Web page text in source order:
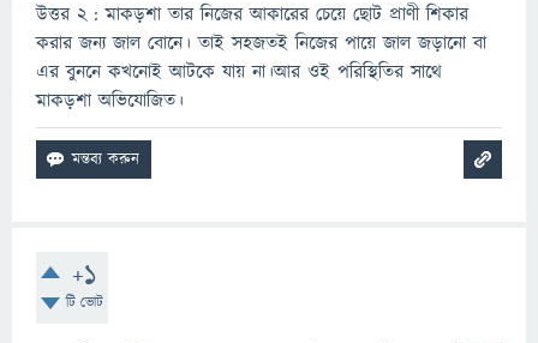
উত্তর ২ : মাকড়শা তার নিজের আকারের চেয়ে ছোট প্রাণী শিকার
করার জন্য জাল বোনে। তাই সহজতই নিজের পায়ে জাল জড়ানো বা
এর বুননে কখনোই আটকে যায় না।আর ওই পরিস্থিতির সাথে
মাকড়শা অভিযোজিত।
+1
টি ভোট